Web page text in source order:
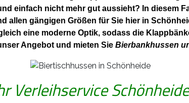
einfach nicht mehr gut aussieht? In diesem
allen gängigen Größen für Sie hier in
eine moderne Optik, sodass die
Angebot und mieten Sie Bierbankhussen
Verleihservice Schönheide